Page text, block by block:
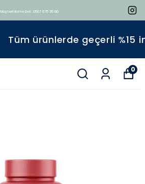
Müşteri Hizmetleri : 0507 675 35 80
geçerli %15 indirim
0